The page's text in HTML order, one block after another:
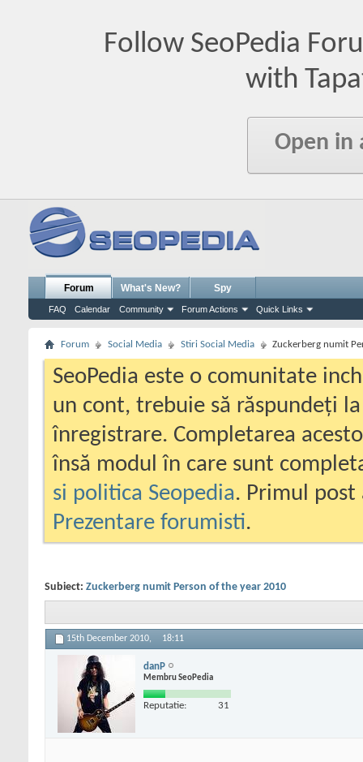
Follow SeoPedia
with
Open in
Forum
FAQ Calendar Community Forum Actions Quick Links
What's New? Spy
Forum Social Media Stiri Social Media Zuckerberg numit
SeoPedia este o comunitate
un cont, trebuie să răspundeți
înregistrare. Completarea
însă modul în care sunt
si politica Seopedia. Primul
Prezentare forumisti.
Subiect: Zuckerberg numit Person of the year 2010
15th December 2010, 18:11
danP
Membru SeoPedia
Reputatie: 31